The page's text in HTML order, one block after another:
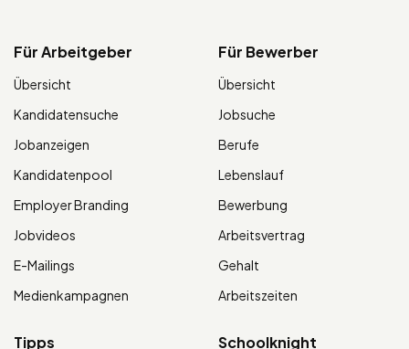
Für Arbeitgeber
Übersicht
Kandidatensuche
Jobanzeigen
Kandidatenpool
Employer Branding
Jobvideos
E-Mailings
Medienkampagnen
Für Bewerber
Übersicht
Jobsuche
Berufe
Lebenslauf
Bewerbung
Arbeitsvertrag
Gehalt
Arbeitszeiten
Tipps Schoolknight